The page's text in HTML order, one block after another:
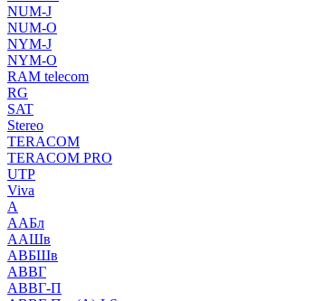
NUM-J
NUM-O
NYM-J
NYM-O
RAM telecom
RG
SAT
Stereo
TERACOM
TERACOM PRO
UTP
Viva
А
ААБл
ААШв
АВБШв
АВВГ
АВВГ-П